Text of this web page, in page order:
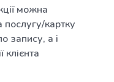
можна
картку
запису, а і
клієнта